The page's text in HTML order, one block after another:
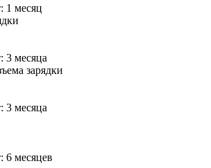
1 месяц
3 месяца
зарядки
3 месяца
6 месяцев